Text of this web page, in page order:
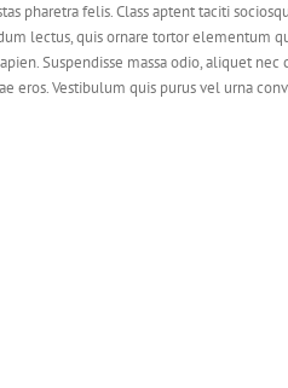
pharetra felis. Class aptent taciti
lectus, quis ornare tortor elementum
Suspendisse massa odio, aliquet
eros. Vestibulum quis purus vel urna